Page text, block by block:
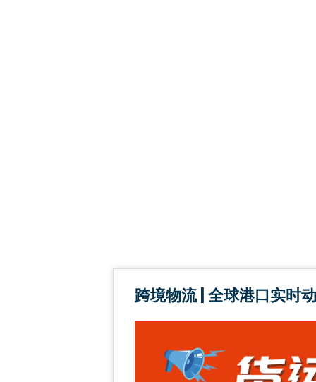
跨境物流 | 全球港口实时